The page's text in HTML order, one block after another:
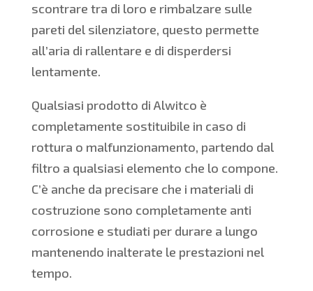
scontrare tra di loro e rimbalzare sulle
pareti del silenziatore, questo permette
all’aria di rallentare e di disperdersi
lentamente.
Qualsiasi prodotto di Alwitco è
completamente sostituibile in caso di
rottura o malfunzionamento, partendo dal
filtro a qualsiasi elemento che lo compone.
C’è anche da precisare che i materiali di
costruzione sono completamente anti
corrosione e studiati per durare a lungo
mantenendo inalterate le prestazioni nel
tempo.